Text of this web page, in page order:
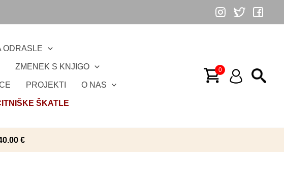
ODRASLE
ZMENEK S KNJIGO
PROJEKTI O NAS
ŠKATLE
€